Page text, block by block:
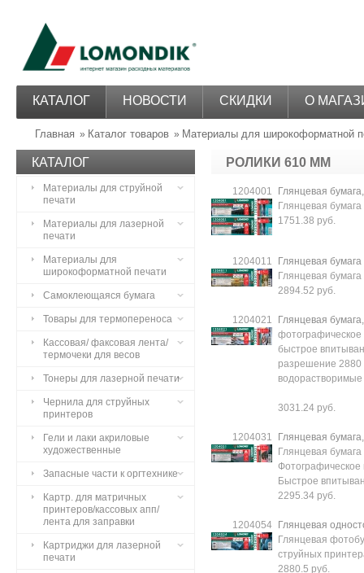
КАТАЛОГ НОВОСТИ СКИДКИ О
Главная » Каталог товаров » Материалы для широкоформатной
РОЛИКИ 610 ММ
1204001
Глянцевая
Глянцевая
1751.38 руб.
1204011
Глянцевая
Глянцевая
2894.52 руб.
1204021
Глянцевая
фотографическое
быстрое
разрешение 2880
3031.24 руб.
1204031
Глянцевая
Глянцевая
Фотографическое
Быстрое
2295.34 руб.
1204054
Глянцевая
Глянцевая
струйных
2880.5 руб.
КАТАЛОГ
Материалы для струйной
печати
Материалы для лазерной
печати
Материалы для
широкоформатной печати
Самоклеющаяся бумага
Товары для термопереноса
Кассовая/ факсовая лента/
термочеки для весов
Тонеры для лазерной печати
Чернила для струйных
принтеров
Гели и лаки акриловые
художественные
Запасные части к оргтехнике
Картр. для матричных
принтеров/кассовых апп/
лента для заправки
Картриджи для лазерной
печати